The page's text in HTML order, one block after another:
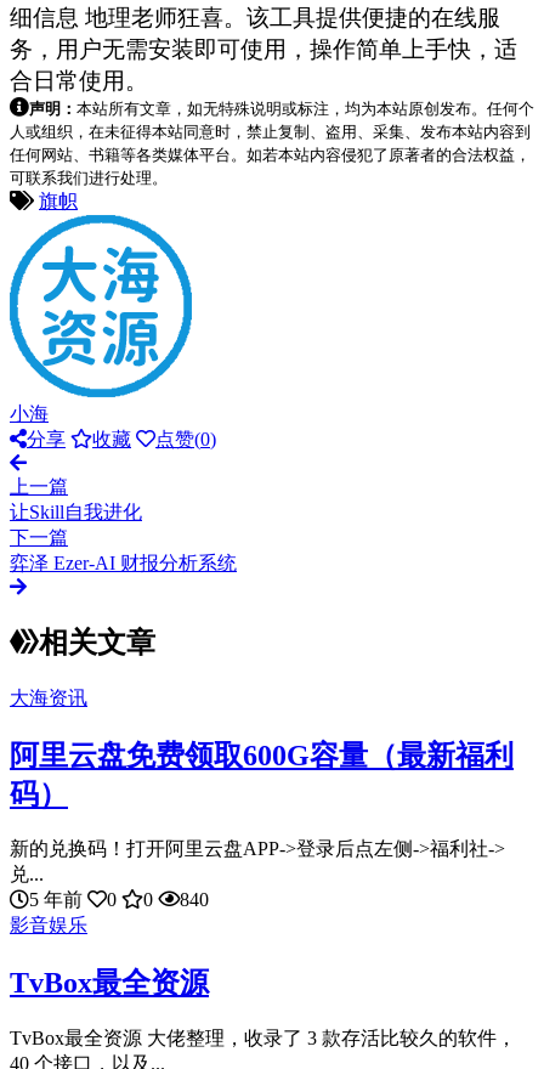
细信息 地理老师狂喜。该工具提供便捷的在线服
务，用户无需安装即可使用，操作简单上手快，适
合日常使用。
声明： 本站所有文章，如无特殊说明或标注，均为本站原创发布。任何个
人或组织，在未征得本站同意时，禁止复制、盗用、采集、发布本站内容到
任何网站、书籍等各类媒体平台。如若本站内容侵犯了原著者的合法权益，
可联系我们进行处理。
旗帜
小海
分享
收藏 点赞(0)
上一篇
让Skill自我进化
下一篇
弈泽 Ezer-AI 财报分析系统
相关文章
大海资讯
阿里云盘免费领取600G容量（最新福利
码）
新的兑换码！打开阿里云盘APP->登录后点左侧->福利社->
兑...
5 年前
0 0
840
影音娱乐
TvBox最全资源
TvBox最全资源 大佬整理，收录了 3 款存活比较久的软件，
40 个接口，以及...